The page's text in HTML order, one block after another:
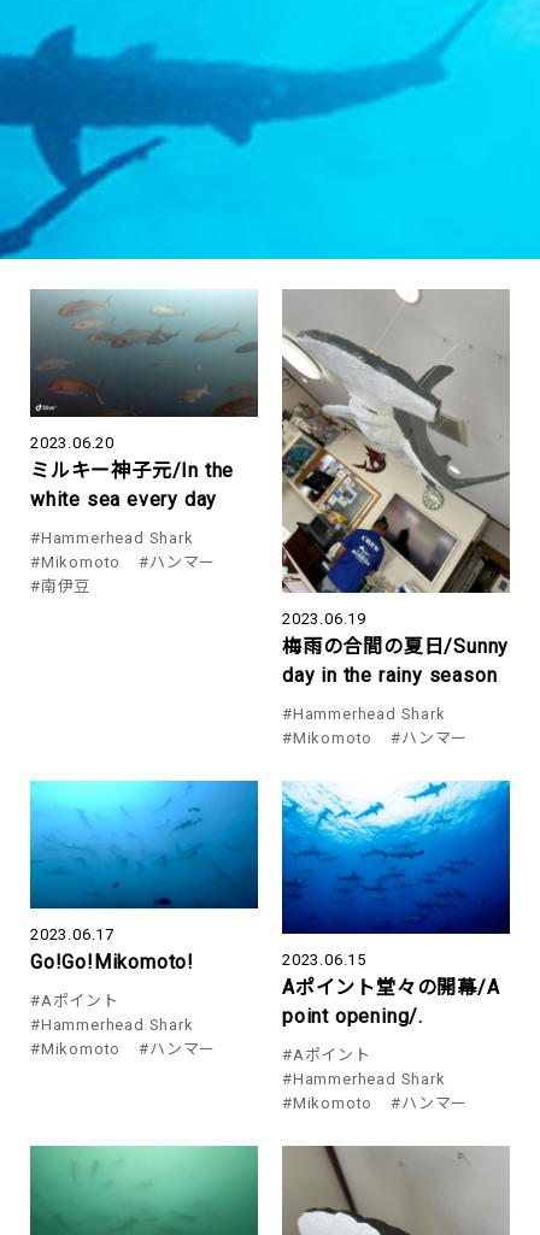
2023.06.20
ミルキー神子元/In the
white sea every day
#Hammerhead Shark
#Mikomoto
#ハンマー
#南伊豆
2023.06.19
梅雨の合間の夏日/Sunny
day in the rainy season
#Hammerhead Shark
#Mikomoto
#ハンマー
2023.06.17
Go!Go!Mikomoto!
#Aポイント
#Hammerhead Shark
#Mikomoto
#ハンマー
2023.06.15
Aポイント堂々の開幕/A
point opening/.
#Aポイント
#Hammerhead Shark
#Mikomoto
#ハンマー